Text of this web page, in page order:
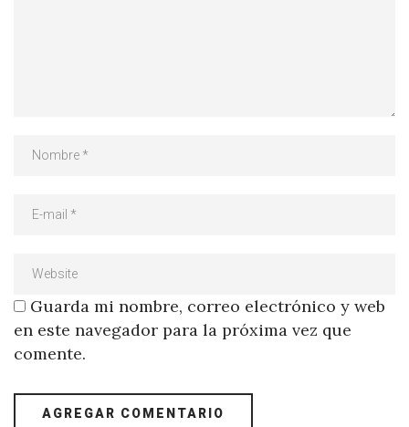
Guarda mi nombre, correo electrónico y web
en este navegador para la próxima vez que
comente.